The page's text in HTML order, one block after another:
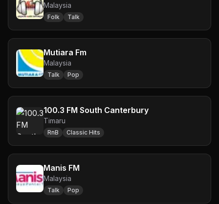
Malaysia
Folk Talk
Mutiara Fm
Malaysia
Talk Pop
100.3 FM South Canterbury
Timaru
RnB Classic Hits
Manis FM
Malaysia
Talk Pop